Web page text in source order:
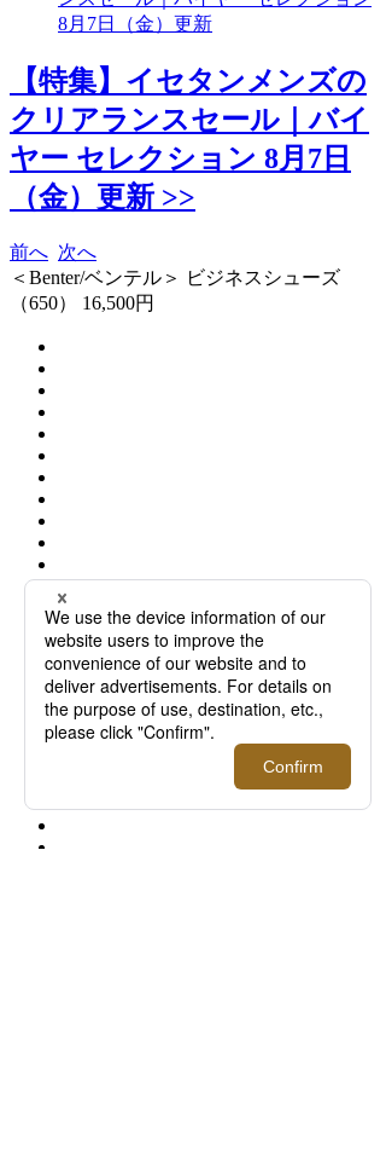
8月7日（金）更新
【特集】イセタンメンズの
クリアランスセール｜バイ
ヤー セレクション 8月7日
（金）更新 >>
前へ 次へ
＜Benter/ベンテル＞ ビジネスシューズ
（650） 16,500円